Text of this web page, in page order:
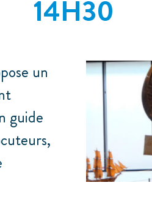
14H30
un
guide